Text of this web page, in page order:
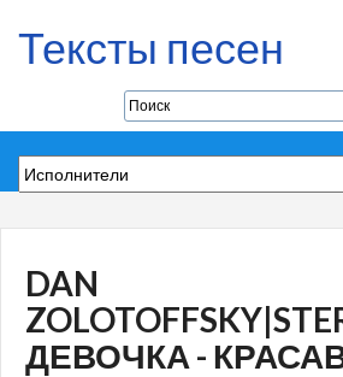
Тексты песен
DAN
ДЕВОЧКА -